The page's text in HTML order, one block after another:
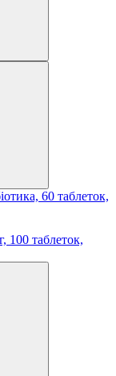
60 таблеток,